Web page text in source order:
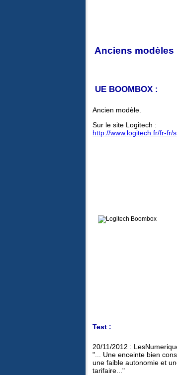
Anciens modèles
UE BOOMBOX :
Ancien modèle.
Sur le site Logitech :
http://www.logitech.fr/fr-fr/
Test :
20/11/2012 :
"... Une enceinte bien
une faible autonomie et
tarifaire..."